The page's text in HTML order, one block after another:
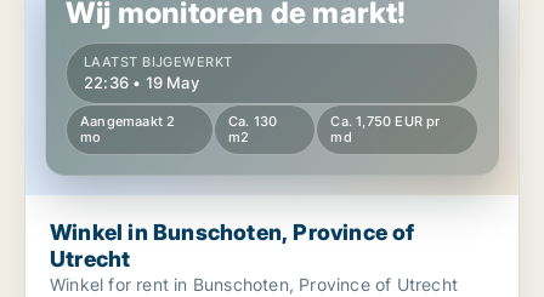
Wij monitoren de markt!
LAATST BIJGEWERKT
22:36 • 19 May
Aangemaakt 2
mo
Ca. 130
m2
Ca. 1,750 EUR pr
md
Winkel in Bunschoten, Province of
Utrecht
Winkel for rent in Bunschoten, Province of Utrecht